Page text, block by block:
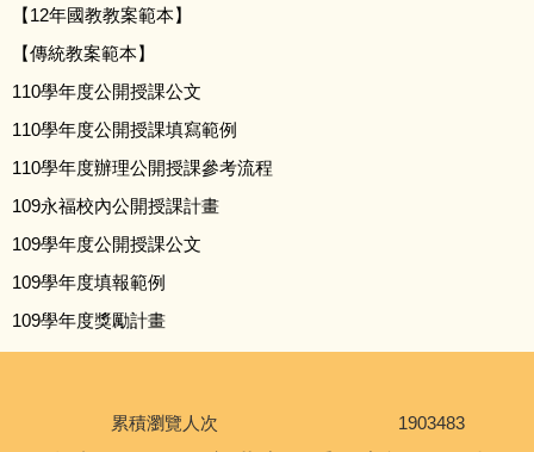
家庭教育成果專區
【永福一家人】校刊
永福人-輔導期刊
校園資訊安全
多元文化國際教育
【12年國教教案範本】
【傳統教案範本】
110學年度公開授課公文
110學年度公開授課填寫範例
110學年度辦理公開授課參考流程
109永福校內公開授課計畫
109學年度公開授課公文
109學年度填報範例
109學年度獎勵計畫
累積瀏覽人次 1903483